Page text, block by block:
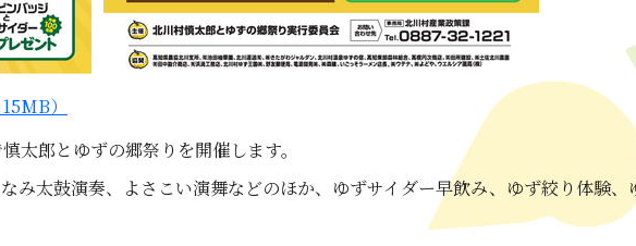
）
太郎とゆずの郷祭りを開催します。
み太鼓演奏、よさこい演舞などのほか、ゆずサイダー早飲み、ゆず絞り体験、